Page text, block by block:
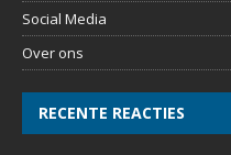
Social Media
Over ons
RECENTE REACTIES